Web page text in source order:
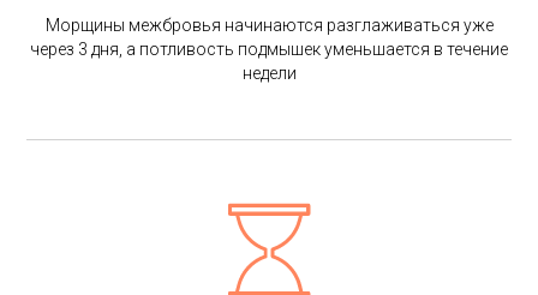
Морщины межбровья начинаются разглаживаться уже
через 3 дня, а потливость подмышек уменьшается в течение
недели